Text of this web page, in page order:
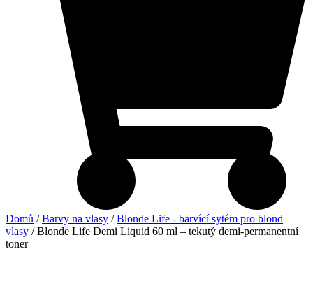
Domů /Barvy na vlasy /Blonde Life - barvící sytém pro blond
vlasy / Blonde Life Demi Liquid 60 ml – tekutý demi-permanentní
toner